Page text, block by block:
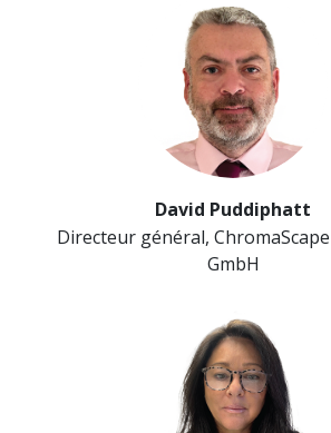
David Puddiphatt
Directeur général,
GmbH